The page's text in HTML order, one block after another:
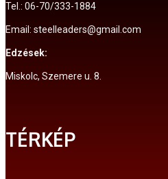
Tel.: 06-70/333-1884
Email: steelleaders@gmail.com
Edzések:
Miskolc, Szemere u. 8.
TÉRKÉP